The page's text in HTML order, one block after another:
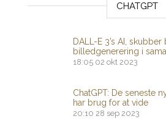
CHATGPT
DALL-E 3’s AI, skubber
billedgenerering i
18:05 02 okt 2023
ChatGPT: De seneste
har brug for at vide
20:10 28 sep 2023